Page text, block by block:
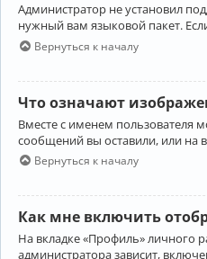
Администратор не установил
нужный вам языковой пакет.
Вернуться к началу
Что означают
Вместе с именем пользователя
сообщений вы оставили, или на
Вернуться к началу
Как мне включить
На вкладке «Профиль» личного
администратора зависит,